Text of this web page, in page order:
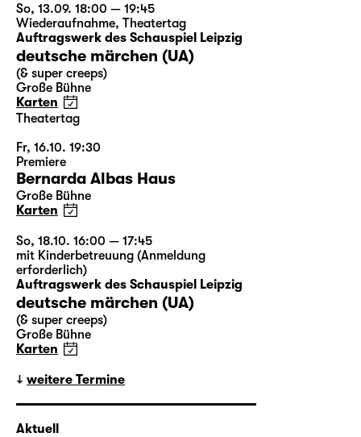
So, 13.09. 18:00 — 19:45
Wiederaufnahme, Theatertag
Auftragswerk des Schauspiel Leipzig
deutsche märchen (UA)
(& super creeps)
Große Bühne
Karten
Theatertag
Fr, 16.10. 19:30
Premiere
Bernarda Albas Haus
Große Bühne
Karten
So, 18.10. 16:00 — 17:45
mit Kinderbetreuung (Anmeldung
erforderlich)
Auftragswerk des Schauspiel Leipzig
deutsche märchen (UA)
(& super creeps)
Große Bühne
Karten
weitere Termine
Aktuell